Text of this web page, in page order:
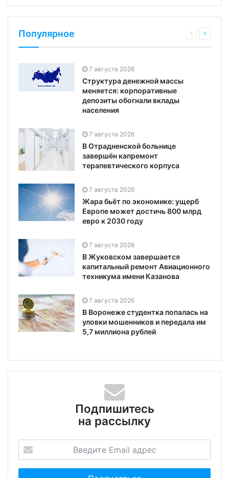
Популярное
7 августа 2026
Структура денежной массы
меняется: корпоративные
депозиты обогнали вклады
населения
7 августа 2026
В Отрадненской больнице
завершён капремонт
терапевтического корпуса
7 августа 2026
Жара бьёт по экономике: ущерб
Европе может достичь 800 млрд
евро к 2030 году
7 августа 2026
В Жуковском завершается
капитальный ремонт Авиационного
техникума имени Казанова
7 августа 2026
В Воронеже студентка попалась на
уловки мошенников и передала им
5,7 миллиона рублей
Подпишитесь
на рассылку